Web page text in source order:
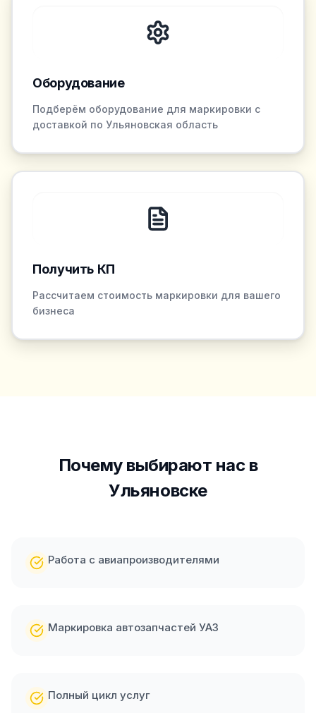
Оборудование
Подберём оборудование для маркировки с
доставкой по Ульяновская область
Получить КП
Рассчитаем стоимость маркировки для вашего
бизнеса
Почему выбирают нас в
Ульяновске
Работа с авиапроизводителями
Маркировка автозапчастей УАЗ
Полный цикл услуг